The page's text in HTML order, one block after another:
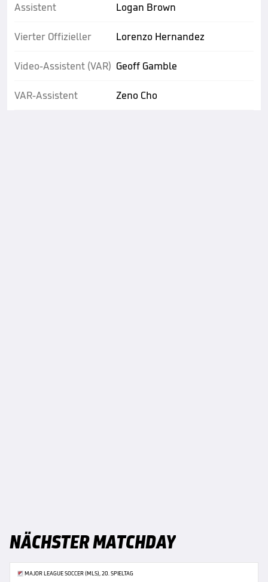
Assistent
Vierter Offizieller
Video-Assistent (VAR)
VAR-Assistent
Logan Brown
Lorenzo Hernandez
Geoff Gamble
Zeno Cho
NÄCHSTER MATCHDAY
MAJOR LEAGUE SOCCER (MLS), 20. SPIELTAG